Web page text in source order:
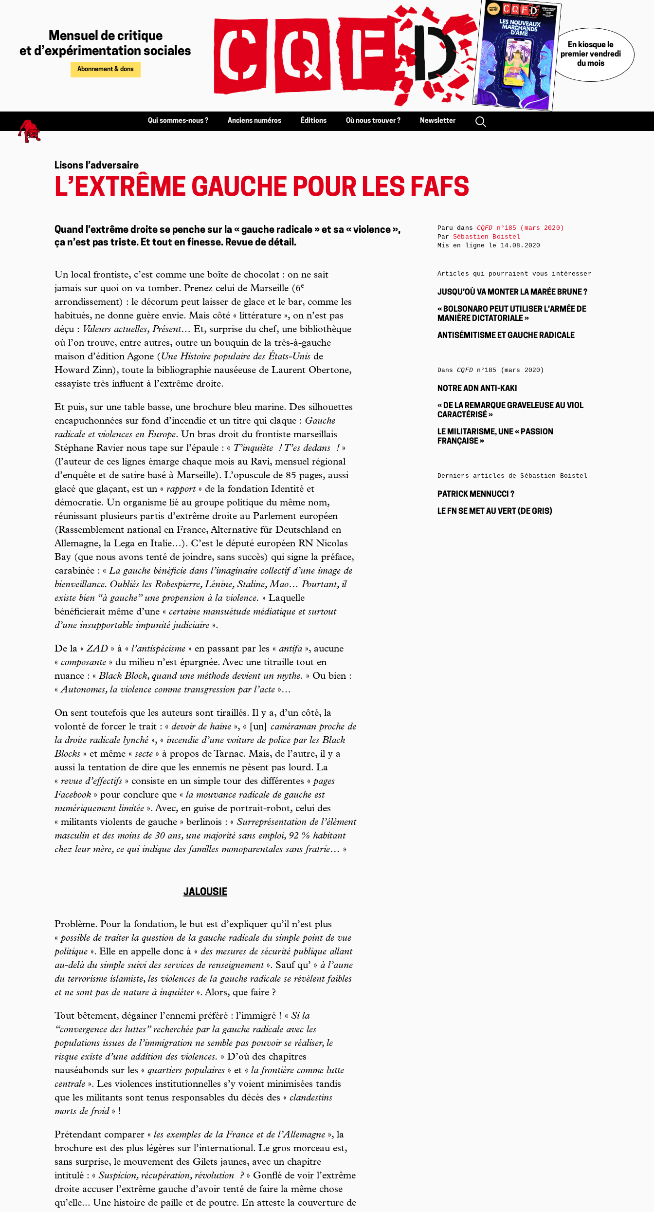
Mensuel de critique
et d’expérimentation sociales
Abonnement & dons
En kiosque le
premier vendredi
du mois
Qui sommes-nous ? Anciens numéros Éditions Où nous trouver ? Newsletter
Lisons l’adversaire
L’EXTRÊME GAUCHE POUR LES FAFS
Quand l’extrême droite se penche sur la « gauche radicale » et sa « violence »,
ça n’est pas triste. Et tout en finesse. Revue de détail.
Un local frontiste, c’est comme une boîte de chocolat : on ne sait
jamais sur quoi on va tomber. Prenez celui de Marseille (6e
arrondissement) : le décorum peut laisser de glace et le bar, comme les
habitués, ne donne guère envie. Mais côté « littérature », on n’est pas
déçu : Valeurs actuelles, Présent… Et, surprise du chef, une bibliothèque
où l’on trouve, entre autres, outre un bouquin de la très-à-gauche
maison d’édition Agone ( Une Histoire populaire des États-Unis de
Howard Zinn), toute la bibliographie nauséeuse de Laurent Obertone,
essayiste très influent à l’extrême droite.
Et puis, sur une table basse, une brochure bleu marine. Des silhouettes
encapuchonnées sur fond d’incendie et un titre qui claque : Gauche
radicale et violences en Europe. Un bras droit du frontiste marseillais
Stéphane Ravier nous tape sur l’épaule : « T’inquiète ! T’es dedans ! »
(l’auteur de ces lignes émarge chaque mois au Ravi, mensuel régional
d’enquête et de satire basé à Marseille). L’opuscule de 85 pages, aussi
glacé que glaçant, est un « rapport» de la fondation Identité et
démocratie. Un organisme lié au groupe politique du même nom,
réunissant plusieurs partis d’extrême droite au Parlement européen
(Rassemblement national en France, Alternative für Deutschland en
Allemagne, la Lega en Italie…). C’est le député européen RN Nicolas
Bay (que nous avons tenté de joindre, sans succès) qui signe la préface,
carabinée : « La gauche bénéficie dans l’imaginaire collectif d’une image de
bienveillance. Oubliés les Robespierre, Lénine, Staline, Mao… Pourtant, il
existe bien “à gauche” une propension à la violence. » Laquelle
bénéficierait même d’une « certaine mansuétude médiatique et surtout
d’une insupportable impunité judiciaire ».
De la «ZAD » à « l’antispécisme » en passant par les « antifa », aucune
« composante » du milieu n’est épargnée. Avec une titraille tout en
nuance : « Black Block, quand une méthode devient un mythe. » Ou bien :
«Autonomes, la violence comme transgression par l’acte »…
On sent toutefois que les auteurs sont tiraillés. Il y a, d’un côté, la
volonté de forcer le trait : « devoir de haine », « [un] caméraman proche de
la droite radicale lynché », « incendie d’une voiture de police par les Black
Blocks » et même « secte » à propos de Tarnac. Mais, de l’autre, il y a
aussi la tentation de dire que les ennemis ne pèsent pas lourd. La
« revue d’effectifs » consiste en un simple tour des différentes « pages
Facebook » pour conclure que « la mouvance radicale de gauche est
numériquement limitée ». Avec, en guise de portrait-robot, celui des
« militants violents de gauche » berlinois : « Surreprésentation de l’élément
masculin et des moins de 30 ans, une majorité sans emploi, 92 % habitant
chez leur mère, ce qui indique des familles monoparentales sans fratrie… »
JALOUSIE
Problème. Pour la fondation, le but est d’expliquer qu’il n’est plus
« possible de traiter la question de la gauche radicale du simple point de vue
politique ». Elle en appelle donc à « des mesures de sécurité publique allant
au-delà du simple suivi des services de renseignement». Sauf qu’ » à l’aune
du terrorisme islamiste, les violences de la gauche radicale se révèlent faibles
et ne sont pas de nature à inquiéter». Alors, que faire ?
Tout bêtement, dégainer l’ennemi préféré : l’immigré ! « Si la
“convergence des luttes” recherchée par la gauche radicale avec les
populations issues de l’immigration ne semble pas pouvoir se réaliser, le
risque existe d’une addition des violences. » D’où des chapitres
nauséabonds sur les « quartiers populaires » et « la frontière comme lutte
centrale ». Les violences institutionnelles s’y voient minimisées tandis
que les militants sont tenus responsables du décès des « clandestins
morts de froid » !
Prétendant comparer « les exemples de la France et de l’Allemagne », la
brochure est des plus légères sur l’international. Le gros morceau est,
sans surprise, le mouvement des Gilets jaunes, avec un chapitre
intitulé : « Suspicion, récupération, révolution ? » Gonflé de voir l’extrême
droite accuser l’extrême gauche d’avoir tenté de faire la même chose
qu’elle... Une histoire de paille et de poutre. En atteste la couverture de
Paru dans CQFD n°185 (mars 2020)
ParSébastien Boistel
Mis en ligne le 14.08.2020
Articles qui pourraient vous intéresser
JUSQU’OÙ VA MONTER LA MARÉE BRUNE ?
« BOLSONARO PEUT UTILISER L’ARMÉE DE
MANIÈRE DICTATORIALE »
ANTISÉMITISME ET GAUCHE RADICALE
DansCQFDn°185 (mars 2020)
NOTRE ADN ANTI-KAKI
« DE LA REMARQUE GRAVELEUSE AU VIOL
CARACTÉRISÉ »
LE MILITARISME, UNE « PASSION
FRANÇAISE »
Derniers articles de Sébastien Boistel
PATRICK MENNUCCI ?
LE FN SE MET AU VERT (DE GRIS)